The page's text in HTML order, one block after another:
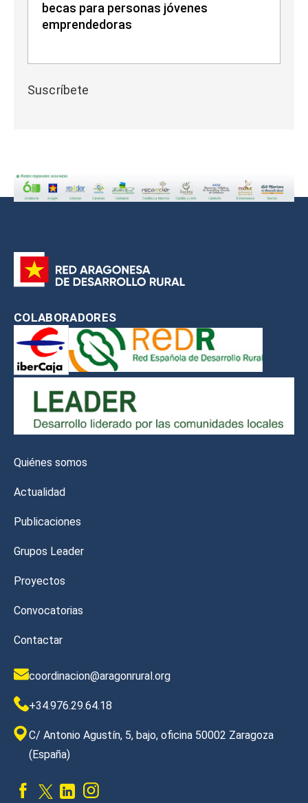
becas para personas jóvenes
emprendedoras
Suscríbete
COLABORADORES
Quiénes somos
Actualidad
Publicaciones
Grupos Leader
Proyectos
Convocatorias
Contactar
coordinacion@aragonrural.org
+34.976.29.64.18
C/ Antonio Agustín, 5, bajo, oficina 50002 Zaragoza
(España)